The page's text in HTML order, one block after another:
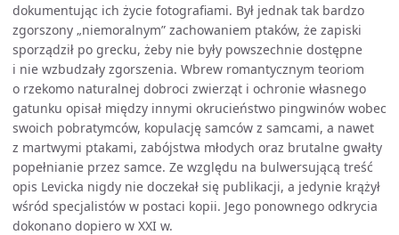
dokumentując ich życie fotografiami. Był jednak tak bardzo
zgorszony „niemoralnym” zachowaniem ptaków, że zapiski
sporządził po grecku, żeby nie były powszechnie dostępne
i nie wzbudzały zgorszenia. Wbrew romantycznym teoriom
o rzekomo naturalnej dobroci zwierząt i ochronie własnego
gatunku opisał między innymi okrucieństwo pingwinów wobec
swoich pobratymców, kopulację samców z samcami, a nawet
z martwymi ptakami, zabójstwa młodych oraz brutalne gwałty
popełnianie przez samce. Ze względu na bulwersującą treść
opis Levicka nigdy nie doczekał się publikacji, a jedynie krążył
wśród specjalistów w postaci kopii. Jego ponownego odkrycia
dokonano dopiero w XXI w.